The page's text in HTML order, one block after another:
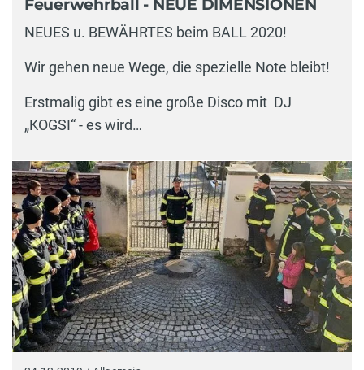
Feuerwehrball - NEUE DIMENSIONEN
NEUES u. BEWÄHRTES beim BALL 2020!
Wir gehen neue Wege, die spezielle Note bleibt!
Erstmalig gibt es eine große Disco mit DJ
„KOGSI“ - es wird…